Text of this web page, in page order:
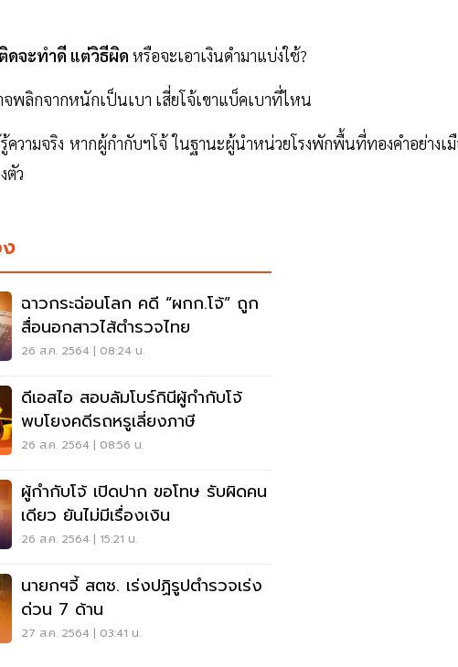
ดจะทำดี แต่วิธีผิด หรือจะเอาเงินดำมาแบ่งใช้?
พลิกจากหนักเป็นเบา เสี่ยโจ้เขาแบ็คเบาที่ไหน
วามจริง หากผู้กำกับฯโจ้ ในฐานะผู้นำหน่วยโรงพักพื้นที่ทองคำอย่างเมื
ตัว
ฉาวกระฉ่อนโลก คดี “ผกก.โจ้” ถูก
สื่อนอกสาวไส้ตำรวจไทย
26 ส.ค. 2564 | 08:24 น.
ดีเอสไอ สอบลัมโบร์กินีผู้กำกับโจ้
พบโยงคดีรถหรูเลี่ยงภาษี
26 ส.ค. 2564 | 08:56 น.
ผู้กำกับโจ้ เปิดปาก ขอโทษ รับผิดคน
เดียว ยันไม่มีเรื่องเงิน
26 ส.ค. 2564 | 15:21 น.
นายกฯจี้ สตช. เร่งปฏิรูปตำรวจเร่ง
ด่วน 7 ด้าน
27 ส.ค. 2564 | 03:41 น.